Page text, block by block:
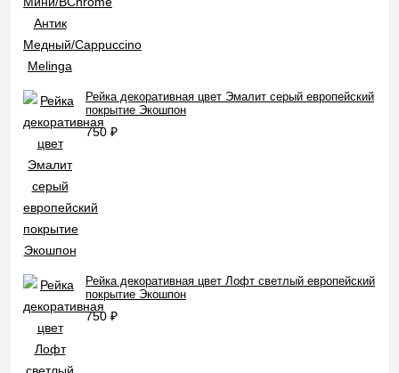
Рейка декоративная цвет Эмалит серый европейский
покрытие Экошпон
750 ₽
Рейка декоративная цвет Лофт светлый европейский
покрытие Экошпон
750 ₽